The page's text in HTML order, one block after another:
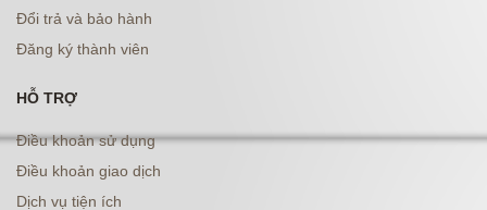
Đổi trả và bảo hành
Đăng ký thành viên
HỖ TRỢ
Điều khoản sử dụng
Điều khoản giao dịch
Dịch vụ tiện ích